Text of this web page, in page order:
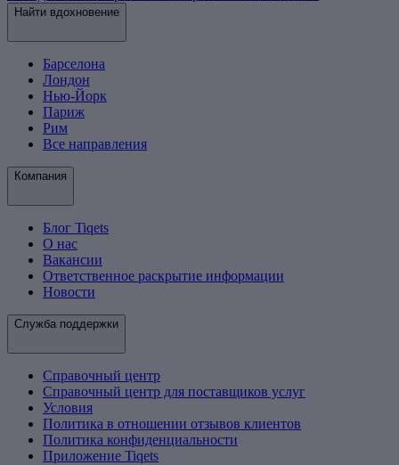
Найти вдохновение
Барселона
Лондон
Нью-Йорк
Париж
Рим
Все направления
Компания
Блог Tiqets
О нас
Вакансии
Ответственное раскрытие информации
Новости
Служба поддержки
Справочный центр
Справочный центр для поставщиков услуг
Условия
Политика в отношении отзывов клиентов
Политика конфиденциальности
Приложение Tiqets